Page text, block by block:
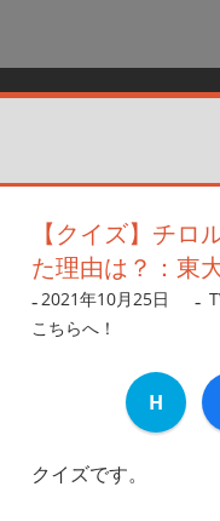
【クイズ】チロ
た理由は？：東
2021年10月25日
こちらへ！
H
クイズです。